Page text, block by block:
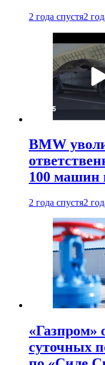
2 года спустя2
BMW
100
2 года спустя2
«Газпром»
суточных